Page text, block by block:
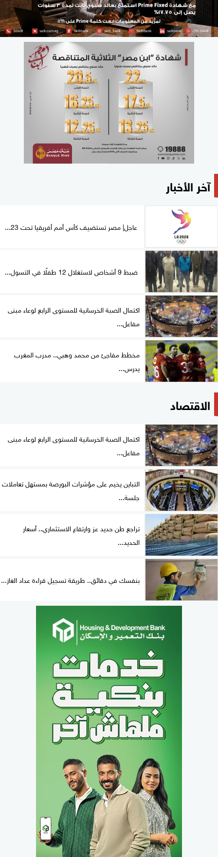
آخر الأخبار
عاجل| مصر تستضيف كأس أمم أفريقيا تحت 23...
ضبط 9 أشخاص لاستغلال 12 طفلًا في التسول...
اكتمال الصبة الخرسانية للمستوى الرابع لوعاء مبنى
مفاعل...
مخطط مفاجئ من محمد وهبي.. مدرب المغرب
يدرس...
الاقتصاد
اكتمال الصبة الخرسانية للمستوى الرابع لوعاء مبنى
مفاعل...
التباين يخيم على مؤشرات البورصة بمستهل تعاملات
جلسة...
تراجع طن حديد عز وارتفاع الاستثماري.. أسعار
الحديد...
بنفسك في دقائق.. طريقة تسجيل قراءة عداد الغاز...